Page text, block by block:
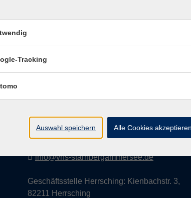
Kontakt
Geschäftsstelle Starnberg: Bahnhofplatz 14,
info@vhs-starnbergammersee.de
Geschäftsstelle Herrsching: Kienbachstr. 3,
82211 Herrsching
Tracking
Auswahl speichern Alle Cookies